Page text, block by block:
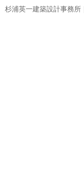
杉浦英一建築設計事務所